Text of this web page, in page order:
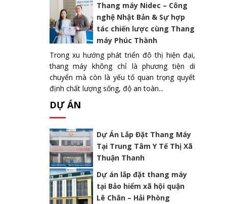
Thang máy Nidec – Công
nghệ Nhật Bản & Sự hợp
tác chiến lược cùng Thang
máy Phúc Thành
Trong xu hướng phát triển đô thị hiện đại,
thang máy không chỉ là phương tiện di
chuyển mà còn là yếu tố quan trọng quyết
định chất lượng sống, độ an toàn...
DỰ ÁN
Dự Án Lắp Đặt Thang Máy
Tại Trung Tâm Y Tế Thị Xã
Thuận Thanh
Dự án lắp đặt thang máy
tại Bảo hiểm xã hội quận
Lê Chân – Hải Phòng